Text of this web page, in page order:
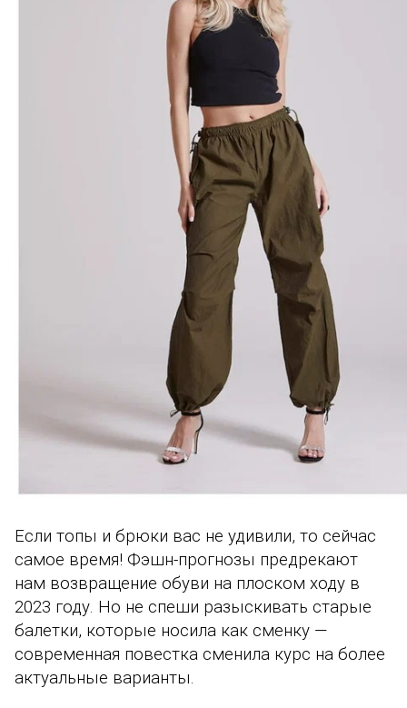
Если топы и брюки вас не удивили, то сейчас
самое время! Фэшн-прогнозы предрекают
нам возвращение обуви на плоском ходу в
2023 году. Но не спеши разыскивать старые
балетки, которые носила как сменку —
современная повестка сменила курс на более
актуальные варианты.